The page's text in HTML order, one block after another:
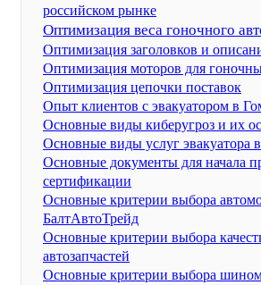
российском рынке
Оптимизация веса гоночного
Оптимизация заголовков и
Оптимизация моторов для
Оптимизация цепочки поставок
Опыт клиентов с эвакуатором в
Основные виды киберугроз и их
Основные виды услуг эвакуатора
Основные документы для начала
сертификации
Основные критерии выбора
БалтАвтоТрейд
Основные критерии выбора
автозапчастей
Основные критерии выбора